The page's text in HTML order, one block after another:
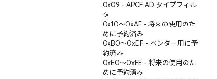
0x09 - APCF AD タイプフィル
タ
0x10～0xAF - 将来の使用のた
めに予約済み
0xB0～0xDF - ベンダー用に予
約済み
0xE0～0xFE - 将来の使用のた
めに予約済み